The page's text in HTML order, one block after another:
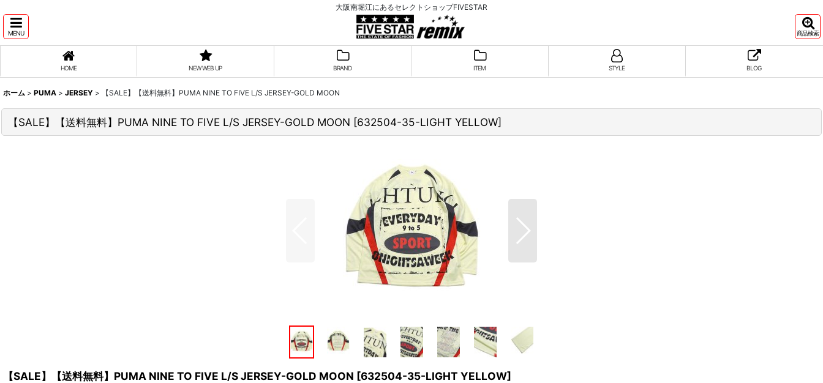
大阪南堀江にあるセレクトショップFIVESTAR
MENU 商品検索
HOME NEW WEB UP BRAND ITEM STYLE BLOG
ホーム > PUMA > JERSEY > 【SALE】【送料無料】PUMA NINE TO FIVE L/S JERSEY-GOLD MOON
【SALE】【送料無料】PUMA NINE TO FIVE L/S JERSEY-GOLD MOON [632504-35-LIGHT YELLOW]
【SALE】【送料無料】PUMA NINE TO FIVE L/S JERSEY-GOLD MOON [632504-35-LIGHT YELLOW]